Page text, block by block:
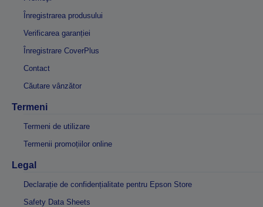
Înregistrarea produsului
Verificarea garanției
Înregistrare CoverPlus
Contact
Căutare vânzător
Termeni
Termeni de utilizare
Termenii promoțiilor online
Legal
Declarație de confidențialitate pentru Epson Store
Safety Data Sheets